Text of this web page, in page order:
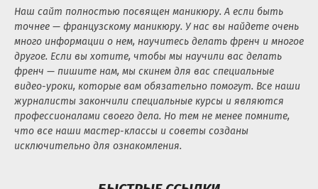
Наш сайт полностью посвящен маникюру. А если быть
точнее — французскому маникюру. У нас вы найдете очень
много информации о нем, научитесь делать френч и многое
другое. Если вы хотите, чтобы мы научили вас делать
френч — пишите нам, мы скинем для вас специальные
видео-уроки, которые вам обязательно помогут. Все наши
журналисты закончили специальные курсы и являются
профессионалами своего дела. Но тем не менее помните,
что все наши мастер-классы и советы созданы
исключительно для ознакомления.